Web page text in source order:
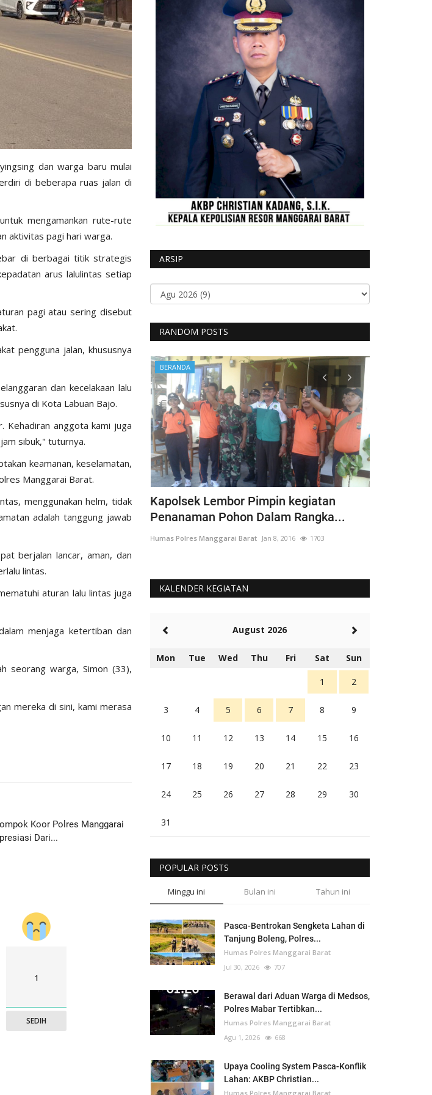
dan warga baru mulai
di beberapa ruas jalan di
mengamankan rute-rute
aktivitas pagi hari warga.
di berbagai titik strategis
arus lalulintas setiap
pagi atau sering disebut
pengguna jalan, khususnya
dan kecelakaan lalu
di Kota Labuan Bajo.
Kehadiran anggota kami juga
sibuk," tuturnya.
keamanan, keselamatan,
Manggarai Barat.
menggunakan helm, tidak
adalah tanggung jawab
berjalan lancar, aman, dan
lintas.
aturan lalu lintas juga
menjaga ketertiban dan
seorang warga, Simon (33),
mereka di sini, kami merasa
Koor Polres Manggarai
Dari...
1
SEDIH
ARSIP
RANDOM POSTS
Polri, Polres Mabar
pesisir
BERANDA
Kapolsek Lembor Pimpin kegiatan
Penanaman Pohon Dalam Rangka...
Humas Polres Manggarai Barat Jan 8, 2016 1703
KALENDER KEGIATAN
August 2026
Mon Tue Wed Thu Fri Sat Sun
1 2
3 4 5 6 7 8 9
10 11 12 13 14 15 16
17 18 19 20 21 22 23
24 25 26 27 28 29 30
31
POPULAR POSTS
Minggu ini Bulan ini Tahun ini
Pasca-Bentrokan Sengketa Lahan di
Tanjung Boleng, Polres...
Humas Polres Manggarai Barat
Jul 30, 2026
707
Berawal dari Aduan Warga di Medsos,
Polres Mabar Tertibkan...
Humas Polres Manggarai Barat
Agu 1, 2026
668
Upaya Cooling System Pasca-Konflik
Lahan: AKBP Christian...
Humas Polres Manggarai Barat